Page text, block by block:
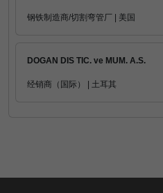
钢铁制造商/切割弯管厂 | 美国
DOGAN DIS TIC. ve MUM. A.S.
经销商（国际） | 土耳其